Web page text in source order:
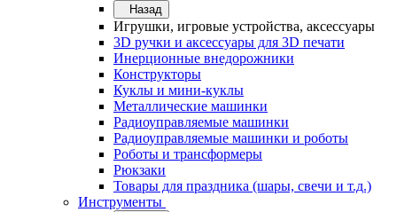
Назад
Игрушки, игровые устройства, аксессуары
3D ручки и аксессуары для 3D печати
Инерционные внедорожники
Конструкторы
Куклы и мини-куклы
Металлические машинки
Радиоуправляемые машинки
Радиоуправляемые машинки и роботы
Роботы и трансформеры
Рюкзаки
Товары для праздника (шары, свечи и т.д.)
Инструменты